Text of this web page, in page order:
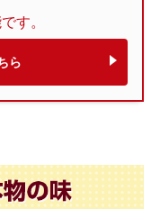
す。
ら